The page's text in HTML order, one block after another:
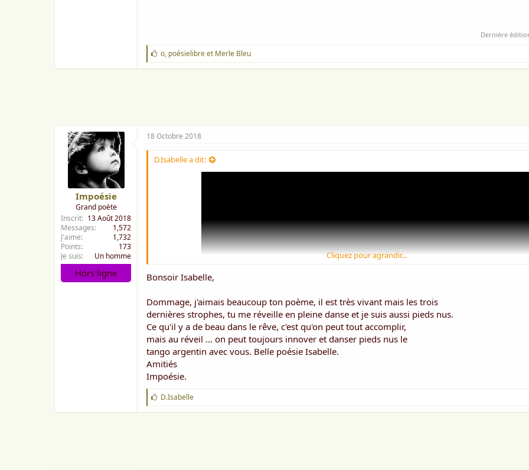
Dernière
J
'
a
o, poésielibreet Merle Bleu
Impoésie
Grand poète
Inscrit
13 Août 2018
Messages
1,572
J'aime
1,732
Points
173
Je suis
Un homme
Hors ligne
18 Octobre 2018
D.Isabelle a dit:
* Les yeux d’un homme nous donnent des frissons, nous charment en
Cliquez pour agrandir...
Bonsoir Isabelle,
Dommage, j'aimais beaucoup ton poème, il est très vivant mais les trois
dernières strophes, tu me réveille en pleine danse et je suis aussi pieds nus.
Ce qu'il y a de beau dans le rêve, c'est qu'on peut tout accomplir,
mais au réveil ... on peut toujours innover et danser pieds nus le
tango argentin avec vous. Belle poésie Isabelle.
Amitiés
Impoésie.
J
'
a
D.Isabelle